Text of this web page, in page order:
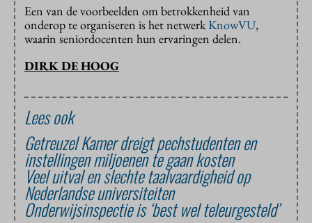
Een van de voorbeelden om betrokkenheid van
onderop te organiseren is het netwerkKnowVU,
waarin seniordocenten hun ervaringen delen.
DIRK DE HOOG
Lees ook
Getreuzel Kamer dreigt pechstudenten en
instellingen miljoenen te gaan kosten
Veel uitval en slechte taalvaardigheid op
Nederlandse universiteiten
Onderwijsinspectie is ‘best wel teleurgesteld’